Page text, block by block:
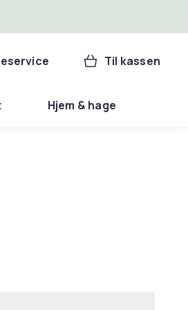
Til kassen
Hjem & hage